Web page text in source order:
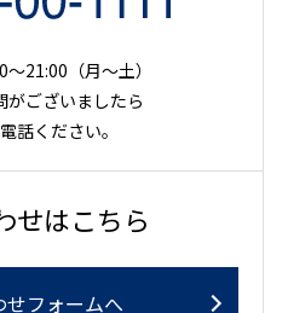
21:00（月〜土）
がございましたら
話ください。
せはこちら
せフォームへ